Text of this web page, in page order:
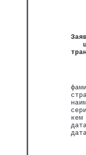
кем